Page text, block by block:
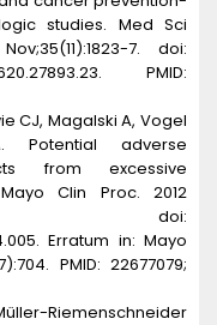
studies. Med Sci
7. doi:
PMID:
CJ, Magalski A, Vogel
Potential adverse
from excessive
Clin Proc. 2012
95. doi:
Erratum in: Mayo
PMID: 22677079;
Riemenschneider